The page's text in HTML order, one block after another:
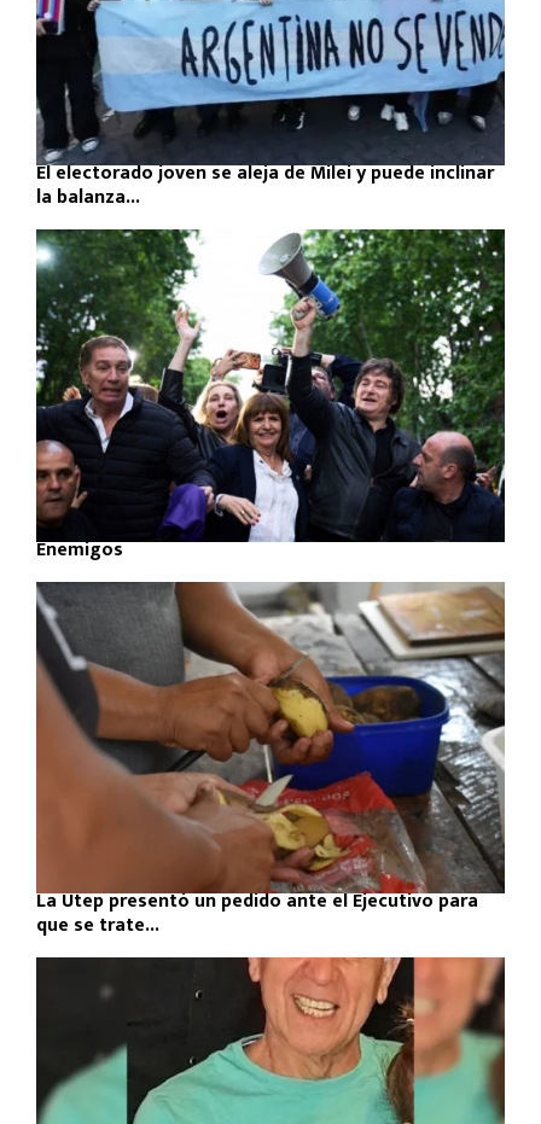
El electorado joven se aleja de Milei y puede inclinar
la balanza...
Enemigos
La Utep presentó un pedido ante el Ejecutivo para
que se trate...